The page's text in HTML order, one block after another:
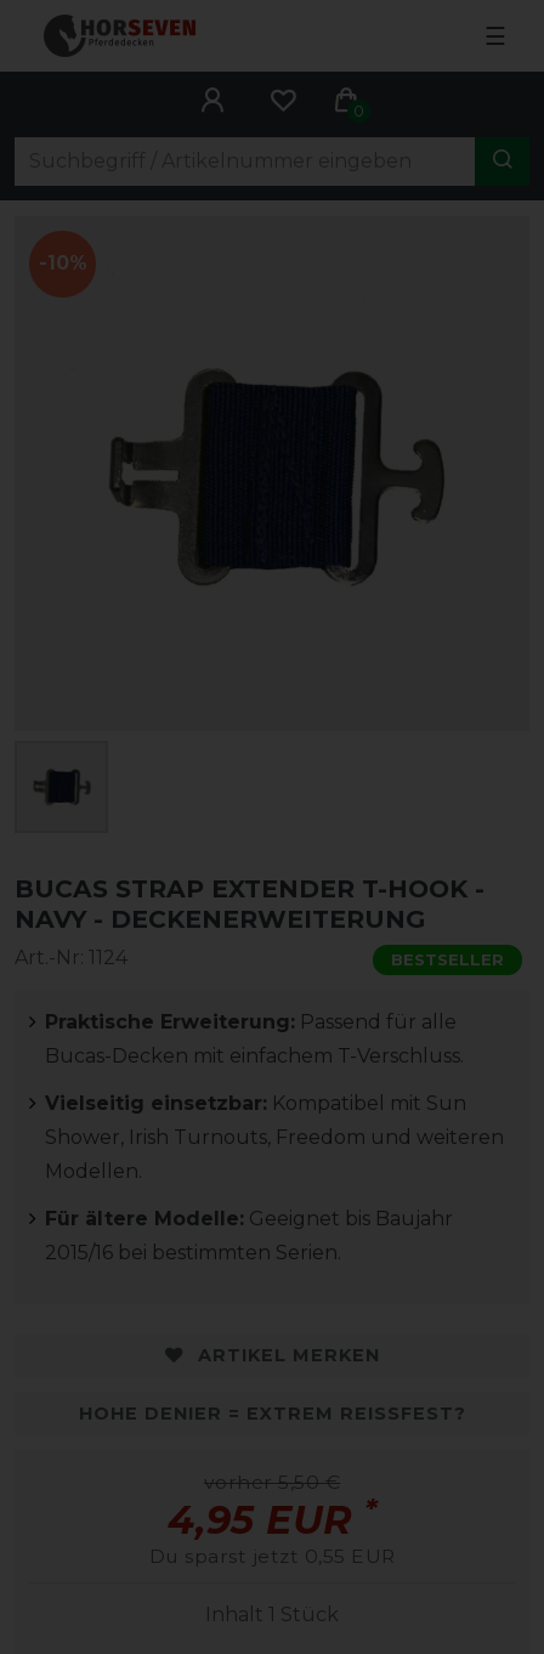
☰
0
-10%
BUCAS STRAP EXTENDER T-HOOK -
NAVY - DECKENERWEITERUNG
Art.-Nr: 1124 BESTSELLER
Praktische Erweiterung: Passend für alle
Bucas-Decken mit einfachem T-Verschluss.
Vielseitig einsetzbar: Kompatibel mit Sun
Shower, Irish Turnouts, Freedom und weiteren
Modellen.
Für ältere Modelle: Geeignet bis Baujahr
2015/16 bei bestimmten Serien.
ARTIKEL MERKEN
HOHE DENIER = EXTREM REISSFEST?
vorher 5,50 €
4,95 EUR *
Du sparst jetzt 0,55 EUR
Inhalt 1 Stück